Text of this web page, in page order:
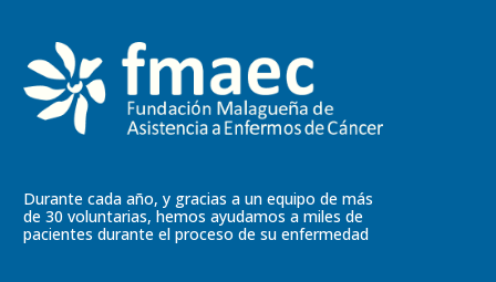
Durante cada año, y gracias a un equipo de más
de 30 voluntarias, hemos ayudamos a miles de
pacientes durante el proceso de su enfermedad